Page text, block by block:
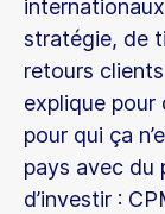
stratégie, de
retours
explique pour
pour qui ça
pays avec du
d’investir :